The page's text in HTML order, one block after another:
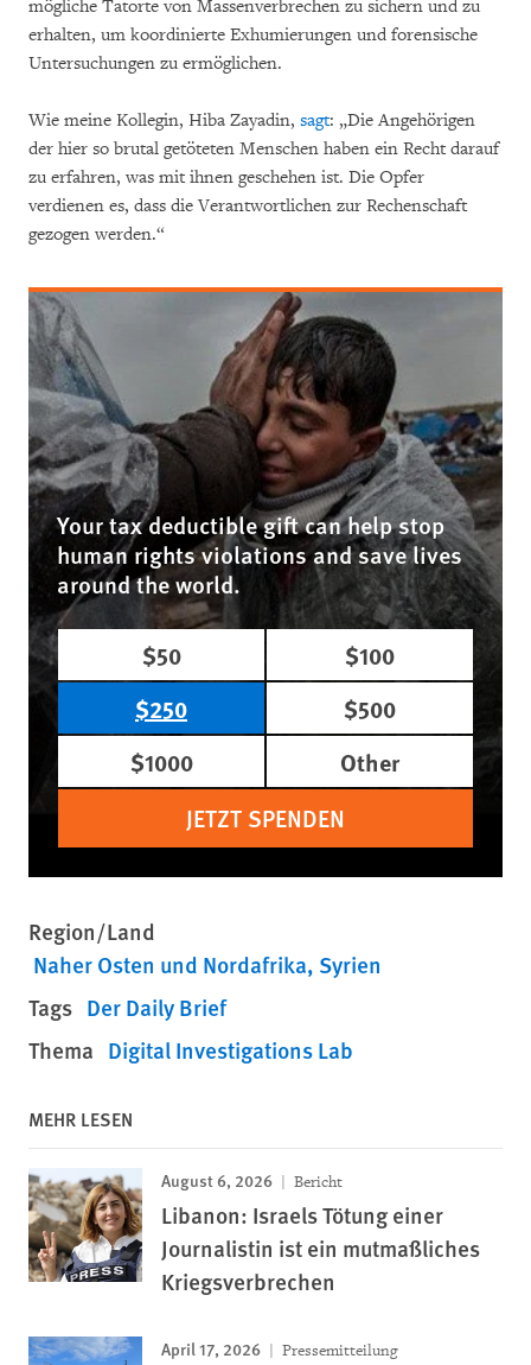
mögliche Tatorte von Massenverbrechen zu sichern und zu
erhalten, um koordinierte Exhumierungen und forensische
Untersuchungen zu ermöglichen.
Wie meine Kollegin, Hiba Zayadin, sagt: „Die Angehörigen
der hier so brutal getöteten Menschen haben ein Recht darauf
zu erfahren, was mit ihnen geschehen ist. Die Opfer
verdienen es, dass die Verantwortlichen zur Rechenschaft
gezogen werden.“
Your tax deductible gift can help stop
human rights violations and save lives
around the world.
$50
$100
$250
$500
$1000
Other
JETZT SPENDEN
Region/Land
Naher Osten und Nordafrika Syrien
Tags Der Daily Brief
Thema Digital Investigations Lab
MEHR LESEN
August 6, 2026 Bericht
Libanon: Israels Tötung einer
Journalistin ist ein mutmaßliches
Kriegsverbrechen
April 17, 2026 Pressemitteilung